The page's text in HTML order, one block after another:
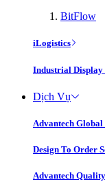
BitFlow
iLogistics
Industrial Display
Dịch Vụ
Advantech Global
Design To Order
Advantech